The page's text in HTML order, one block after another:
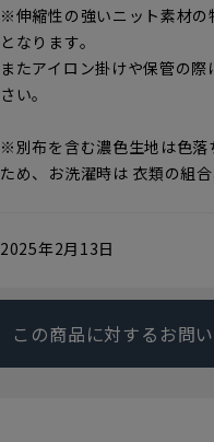
※伸縮性の強いニット素材の
となります。
またアイロン掛けや保管の
さい。
※別布を含む濃色生地は色落
ため、お洗濯時は 衣類の組
2025年2月13日
この商品に対するお問